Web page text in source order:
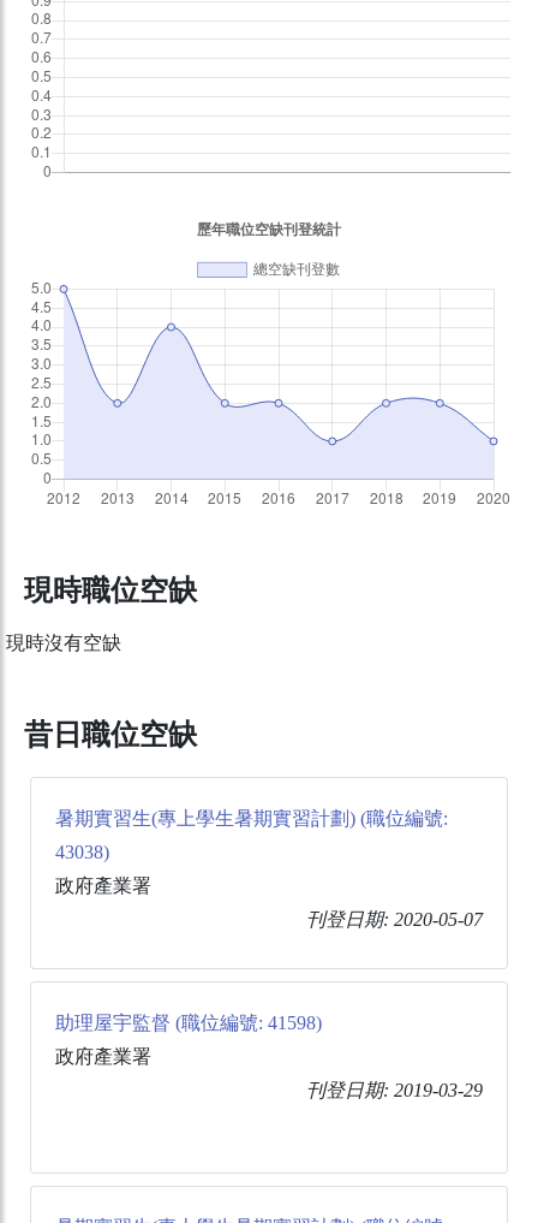
現時職位空缺
現時沒有空缺
昔日職位空缺
暑期實習生(專上學生暑期實習計劃) (職位編號:
43038)
政府產業署
刊登日期: 2020-05-07
助理屋宇監督 (職位編號: 41598)
政府產業署
刊登日期: 2019-03-29